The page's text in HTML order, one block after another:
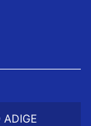
ADIGE